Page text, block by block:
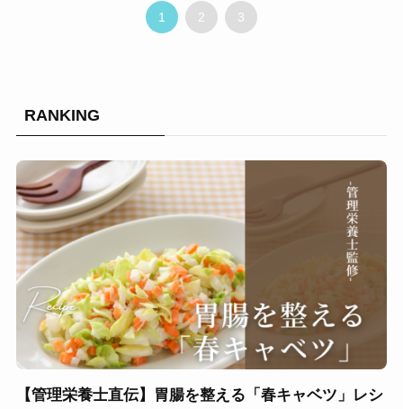
1 2 3
RANKING
【管理栄養士直伝】胃腸を整える「春キャベツ」レシ